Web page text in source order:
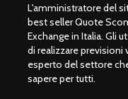
L'amministratore del
best seller Quote
Exchange in Italia. Gli
di realizzare previsioni
esperto del settore
sapere per tutti.